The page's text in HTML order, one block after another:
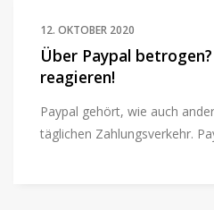
12. OKTOBER 2020
Über Paypal
reagieren!
Paypal gehört, wie auch
täglichen Zahlungsverkehr.